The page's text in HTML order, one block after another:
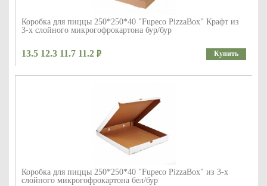
Коробка для пиццы 250*250*40 "Fupeco PizzaBox" Крафт из
3-х слойного микрогофрокартона бур/бур
13.5 12.3 11.7 11.2 Купить
Коробка для пиццы 250*250*40 "Fupeco PizzaBox" из 3-х
слойного микрогофрокартона бел/бур